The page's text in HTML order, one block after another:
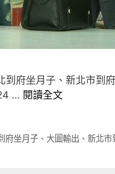
到府坐月子、新北市到
… 閱讀全文
府坐月子、 大圖輸出 、 新北市